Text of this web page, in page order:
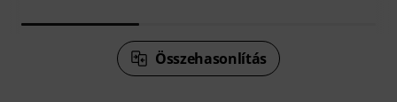
Összehasonlítás